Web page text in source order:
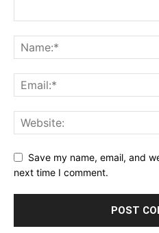
Save my name, email, and
next time I comment.